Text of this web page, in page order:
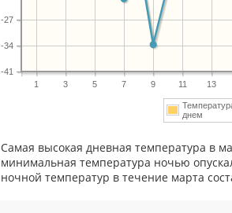
1 3 5 7 9 11 13
-41
-34
-27
днем
Самая высокая дневная температура в
минимальная температура ночью
ночной температур в течение марта